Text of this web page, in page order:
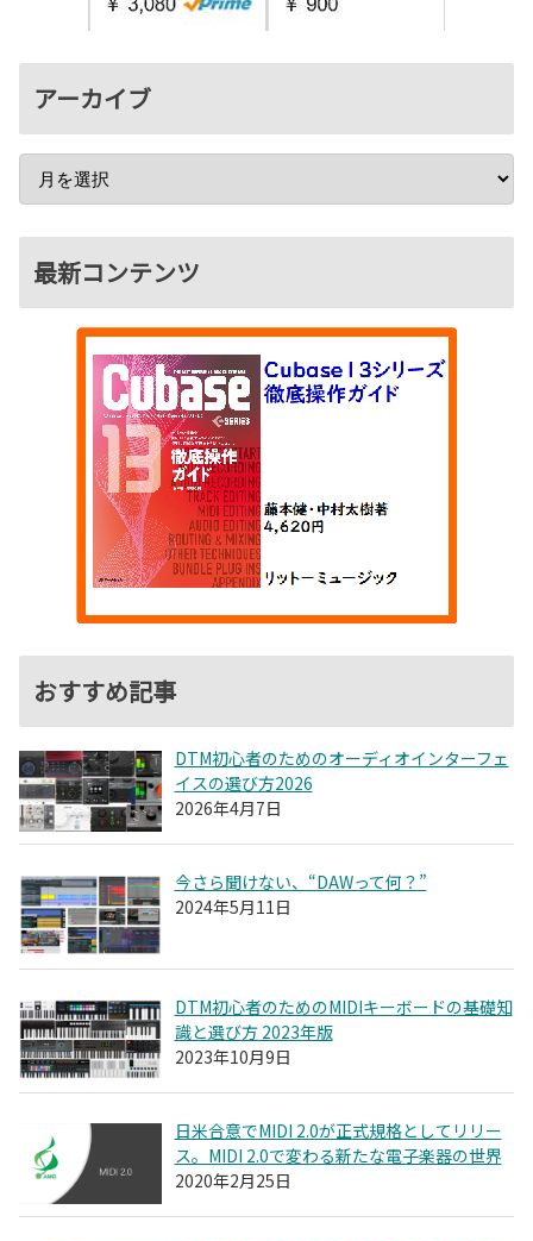
アーカイブ
最新コンテンツ
おすすめ記事
DTM初心者のためのオーディオインターフェ
イスの選び方2026
2026年4月7日
今さら聞けない、“DAWって何？”
2024年5月11日
DTM初心者のためのMIDIキーボードの基礎知
識と選び方 2023年版
2023年10月9日
日米合意でMIDI 2.0が正式規格としてリリー
ス。MIDI 2.0で変わる新たな電子楽器の世界
2020年2月25日